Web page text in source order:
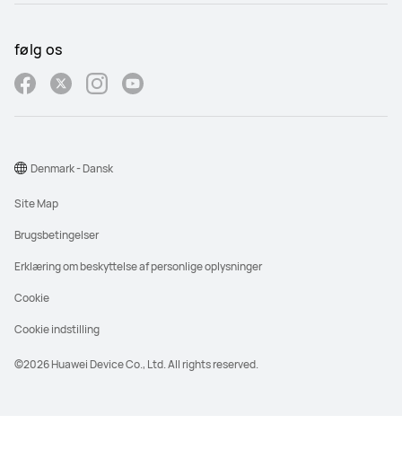
følg os
©2026 Huawei Device Co., Ltd. All rights reserved.
Site Map
Brugsbetingelser
Erklæring om beskyttelse af personlige oplysninger
Cookie
Cookie indstilling
Denmark - Dansk